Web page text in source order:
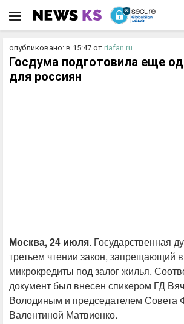
опубликовано: в 15:47 от riafan.ru
Госдума подготовила еще
для россиян
Москва, 24 июля. Государственная
третьем чтении закон, запрещающий
микрокредиты под залог жилья.
документ был внесен спикером ГД
Володиным и председателем Совета
Валентиной Матвиенко.